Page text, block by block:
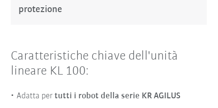
protezione
Caratteristiche chiave dell'unità
lineare KL 100:
Adatta pertutti i robot della serie KR AGILUS